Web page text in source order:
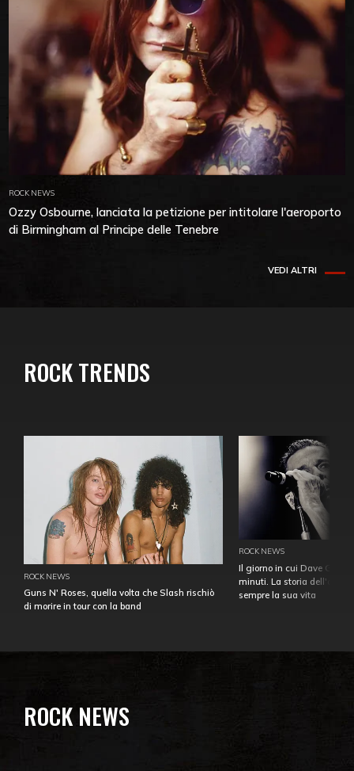
ROCK NEWS
Ozzy Osbourne, lanciata la petizione per intitolare l'aeroporto
di Birmingham al Principe delle Tenebre
VEDI ALTRI
ROCK TRENDS
ROCK NEWS
Guns N' Roses, quella volta che Slash rischiò
di morire in tour con la band
ROCK NEWS
Il giorno in cui Dave
minuti. La storia
sempre la sua vita
ROCK NEWS